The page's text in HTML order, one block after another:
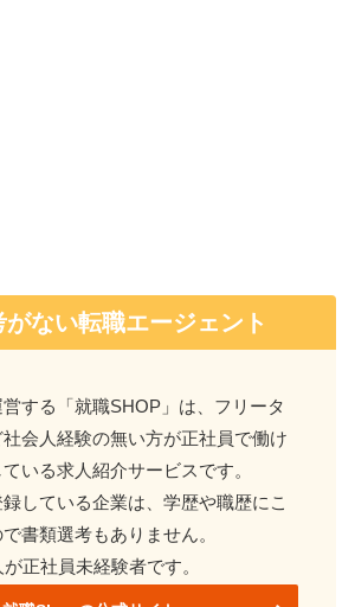
ない転職エージェント
する「就職SHOP」は、フリータ
会人経験の無い方が正社員で働け
いる求人紹介サービスです。
している企業は、学歴や職歴にこ
書類選考もありません。
正社員未経験者です。